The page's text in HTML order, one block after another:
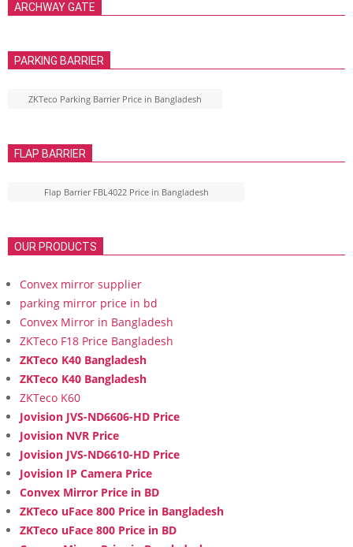
ARCHWAY GATE
PARKING BARRIER
ZKTeco Parking Barrier Price in Bangladesh
FLAP BARRIER
Flap Barrier FBL4022 Price in Bangladesh
OUR PRODUCTS
Convex mirror supplier
parking mirror price in bd
Convex Mirror in Bangladesh
ZKTeco F18 Price Bangladesh
ZKTeco K40 Bangladesh
ZKTeco K40 Bangladesh
ZKTeco K60
Jovision JVS-ND6606-HD Price
Jovision NVR Price
Jovision JVS-ND6610-HD Price
Jovision IP Camera Price
Convex Mirror Price in BD
ZKTeco uFace 800 Price in Bangladesh
ZKTeco uFace 800 Price in BD